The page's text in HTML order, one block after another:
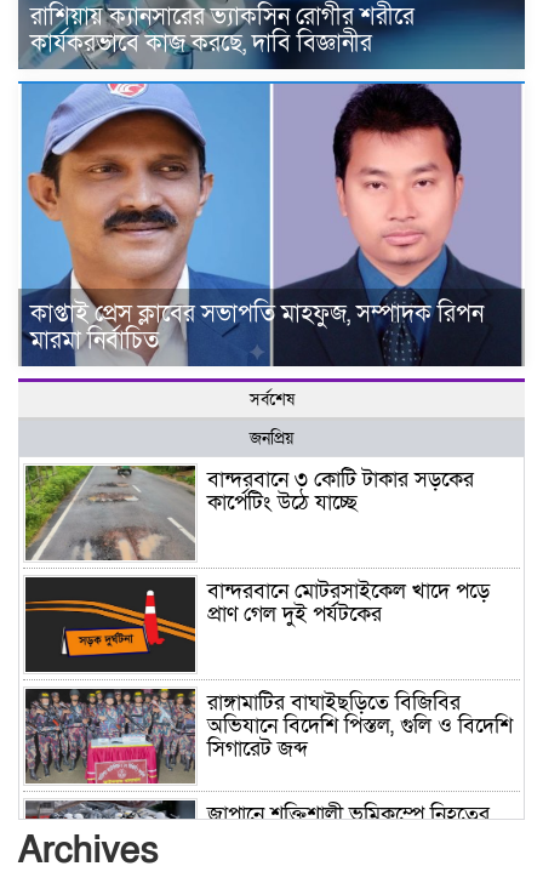
রাশিয়ায় ক্যানসারের ভ্যাকসিন রোগীর শরীরে
কার্যকরভাবে কাজ করছে, দাবি বিজ্ঞানীর
কাপ্তাই প্রেস ক্লাবের সভাপতি মাহফুজ, সম্পাদক রিপন
মারমা নির্বাচিত
সর্বশেষ
জনপ্রিয়
বান্দরবানে ৩ কোটি টাকার সড়কের
কার্পেটিং উঠে যাচ্ছে
বান্দরবানে মোটরসাইকেল খাদে পড়ে
প্রাণ গেল দুই পর্যটকের
রাঙ্গামাটির বাঘাইছড়িতে বিজিবির
অভিযানে বিদেশি পিস্তল, গুলি ও বিদেশি
সিগারেট জব্দ
জাপানে শক্তিশালী ভূমিকম্পে নিহতের
Archives